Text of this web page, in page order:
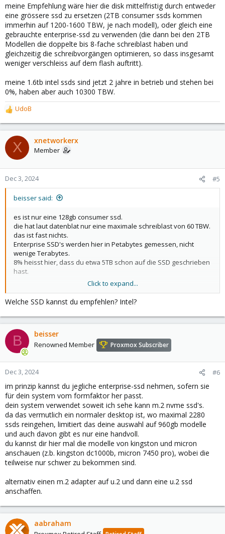
meine Empfehlung wäre hier die disk mittelfristig durch entweder
eine grössere ssd zu ersetzen (2TB consumer ssds kommen
immerhin auf 1200-1600 TBW, je nach modell), oder gleich eine
gebrauchte enterprise-ssd zu verwenden (die dann bei den 2TB
Modellen die doppelte bis 8-fache schreiblast haben und
gleichzeitig die schreibvorgängen optimieren, so dass insgesamt
weniger verschleiss auf dem flash auftritt).
meine 1.6tb intel ssds sind jetzt 2 jahre in betrieb und stehen bei
0%, haben aber auch 10300 TBW.
R
e
a
c
t
o
n
UdoB
X xnetworkerx
Member
Dec 3, 2024 #5
beisser said:
es ist nur eine 128gb consumer ssd.
die hat laut datenblat nur eine maximale schreiblast von 60 TBW.
das ist fast nichts.
Enterprise SSD's werden hier in Petabytes gemessen, nicht
wenige Terabytes.
8% heisst hier, dass du etwa 5TB schon auf die SSD geschrieben
hast.
meine Empfehlung wäre hier die disk mittelfristig durch entweder
eine grössere ssd zu ersetzen (2TB consumer ssds kommen
immerhin auf 1200-1600 TBW, je nach modell), oder gleich eine
gebrauchte enterprise-ssd zu verwenden (die dann bei den 2TB
Modellen die doppelte bis 8-fache schreiblast haben und
gleichzeitig die schreibvorgängen optimieren, so dass insgesamt
weniger verschleiss auf dem flash auftritt).
meine 1.6tb intel ssds sind jetzt 2 jahre in betrieb und stehen bei
0%, haben aber auch 10300 TBW.
Click to expand...
Welche SSD kannst du empfehlen? Intel?
B beisser
Renowned Member Proxmox Subscriber
Dec 3, 2024 #6
im prinzip kannst du jegliche enterprise-ssd nehmen, sofern sie
für dein system vom formfaktor her passt.
dein system verwendet soweit ich sehe kann m.2 nvme ssd's.
da das vermutlich ein normaler desktop ist, wo maximal 2280
ssds reingehen, limitiert das deine auswahl auf 960gb modelle
und auch davon gibt es nur eine handvoll.
du kannst dir hier mal die modelle von kingston und micron
anschauen (z.b. kingston dc1000b, micron 7450 pro), wobei die
teilweise nur schwer zu bekommen sind.
alternativ einen m.2 adapter auf u.2 und dann eine u.2 ssd
anschaffen.
aabraham